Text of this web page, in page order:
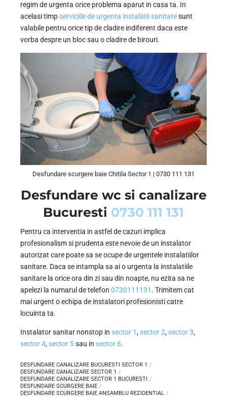
regim de urgenta orice problema aparut in casa ta. In
acelasi timp serviciile de urgenta instalatii sanitaresunt
valabile pentru orice tip de cladire indiferent daca este
vorba despre un bloc sau o cladire de birouri.
Desfundare scurgere baie Chitila Sector 1 | 0730 111 131
Desfundare wc si canalizare
Bucuresti 0730 111 131
Pentru ca interventia in astfel de cazuri implica
profesionalism si prudenta este nevoie de un instalator
autorizat care poate sa se ocupe de urgentele instalatiilor
sanitare. Daca se intampla sa ai o urgenta la instalatiile
sanitare la orice ora din zi sau din noapte, nu ezita sa ne
apelezi la numarul de telefon 0730111131 . Trimitem cat
mai urgent o echipa de instalatori profesionisti catre
locuinta ta.
Instalator sanitar nonstop in sector 1, sector 2, sector 3,
sector 4, sector 5sau in sector 6.
DESFUNDARE CANALIZARE BUCURESTI SECTOR 1
DESFUNDARE CANALIZARE SECTOR 1
DESFUNDARE CANALIZARE SECTOR 1 BUCURESTI
DESFUNDARE SCURGERE BAIE
DESFUNDARE SCURGERE BAIE ANSAMBLU REZIDENTIAL